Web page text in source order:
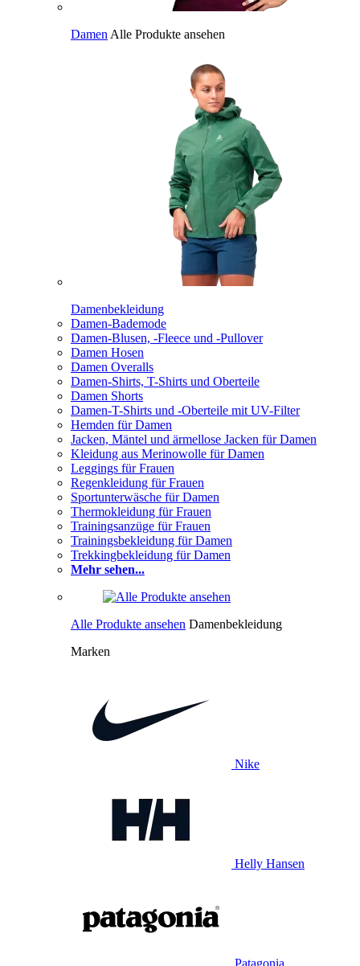
Damen Alle Produkte ansehen
Damenbekleidung
Damen-Bademode
Damen-Blusen, -Fleece und -Pullover
Damen Hosen
Damen Overalls
Damen-Shirts, T-Shirts und Oberteile
Damen Shorts
Damen-T-Shirts und -Oberteile mit UV-Filter
Hemden für Damen
Jacken, Mäntel und ärmellose Jacken für Damen
Kleidung aus Merinowolle für Damen
Leggings für Frauen
Regenkleidung für Frauen
Sportunterwäsche für Damen
Thermokleidung für Frauen
Trainingsanzüge für Frauen
Trainingsbekleidung für Damen
Trekkingbekleidung für Damen
Mehr sehen...
Alle Produkte ansehen Damenbekleidung
Marken
Nike
Helly Hansen
Patagonia